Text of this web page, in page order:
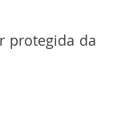
protegida da